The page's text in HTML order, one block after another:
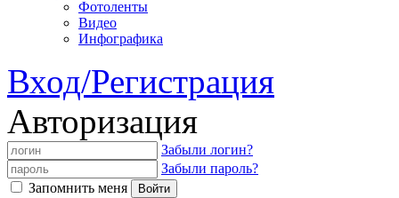
Фотоленты
Видео
Инфографика
Вход/Регистрация
Авторизация
Забыли логин?
Забыли пароль?
Запомнить меня